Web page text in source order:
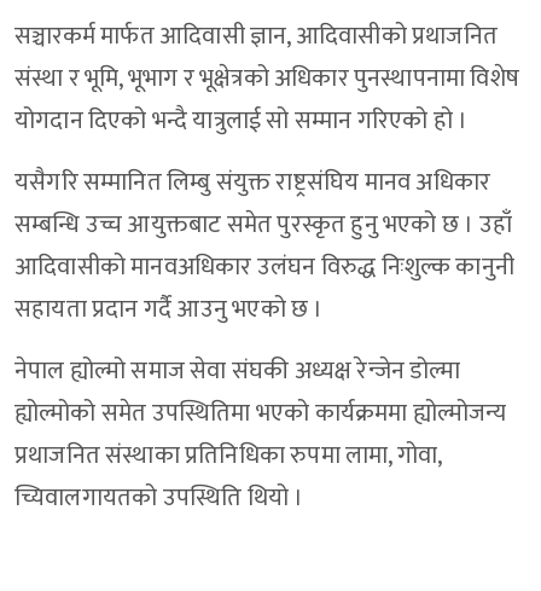
सञ्चारकर्म मार्फत आदिवासी ज्ञान, आदिवासीको प्रथाजनित
संस्था र भूमि, भूभाग र भूक्षेत्रको अधिकार पुनस्थापनामा विशेष
योगदान दिएको भन्दै यात्रुलाई सो सम्मान गरिएको हो ।
यसैगरि सम्मानित लिम्बु संयुक्त राष्ट्रसंघिय मानव अधिकार
सम्बन्धि उच्च आयुक्तबाट समेत पुरस्कृत हुनु भएको छ । उहाँ
आदिवासीको मानवअधिकार उलंघन विरुद्ध निःशुल्क कानुनी
सहायता प्रदान गर्दै आउनु भएको छ ।
नेपाल ह्योल्मो समाज सेवा संघकी अध्यक्ष रेन्जेन डोल्मा
ह्योल्मोको समेत उपस्थितिमा भएको कार्यक्रममा ह्योल्मोजन्य
प्रथाजनित संस्थाका प्रतिनिधिका रुपमा लामा, गोवा,
च्यिवालगायतको उपस्थिति थियो ।